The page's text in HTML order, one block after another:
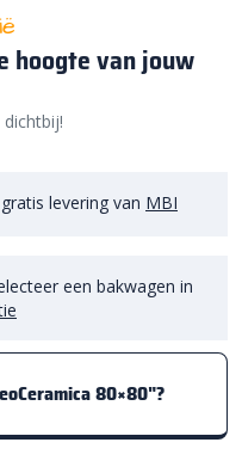
hoogte van jouw
levering van MBI
een bakwagen in
80×80"?